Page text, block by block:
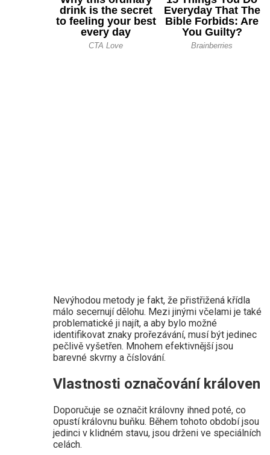
Nevýhodou metody je fakt, že přistřižená křídla
málo secernují dělohu. Mezi jinými včelami je také
problematické ji najít, a aby bylo možné
identifikovat znaky prořezávání, musí být jedinec
pečlivě vyšetřen. Mnohem efektivnější jsou
barevné skvrny a číslování.
Vlastnosti označování královen
Doporučuje se označit královny ihned poté, co
opustí královnu buňku. Během tohoto období jsou
jedinci v klidném stavu, jsou drženi ve speciálních
celách.